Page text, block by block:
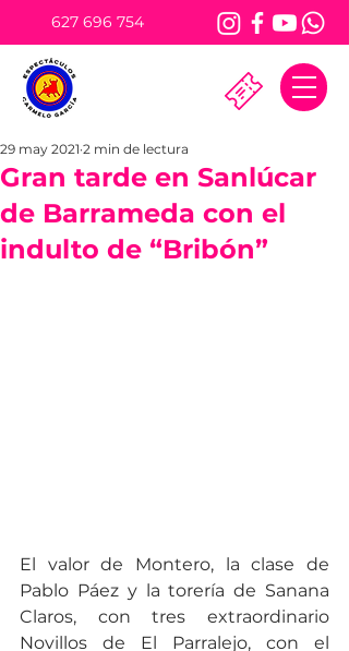
627 696 754
Gran tarde en Sanlúcar
de Barrameda con el
indulto de “Bribón”
29 may 2021 2 min de lectura
El valor de Montero, la clase de
Pablo Páez y la torería de Sanana
Claros, con tres extraordinario
Novillos de El Parralejo, con el